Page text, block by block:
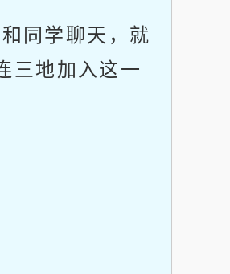
同学聊天，就
三地加入这一